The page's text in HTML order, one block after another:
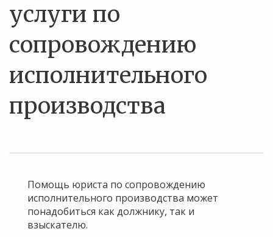
услуги по
сопровождению
исполнительного
производства
Помощь юриста по сопровождению
исполнительного производства может
понадобиться как должнику, так и
взыскателю.